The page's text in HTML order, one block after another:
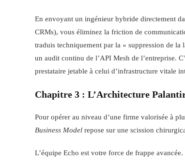
En envoyant un ingénieur hybride directement
CRMs), vous éliminez la friction de
traduis techniquement par la « suppression de la
un audit continu de l’API Mesh de l’entreprise.
prestataire jetable à celui d’infrastructure vitale
Chapitre 3 : L’Architecture
Pour opérer au niveau d’une firme valorisée à
Business Model repose sur une scission
L’équipe Echo est votre force de frappe